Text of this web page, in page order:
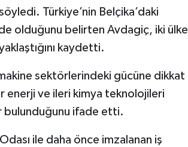
Türkiye’nin Belçika’daki
olduğunu belirten Avdagiç, iki ülke
kaydetti.
sektörlerindeki gücüne dikkat
enerji ve ileri kimya teknolojileri
bulunduğunu ifade etti.
ile daha önce imzalanan iş